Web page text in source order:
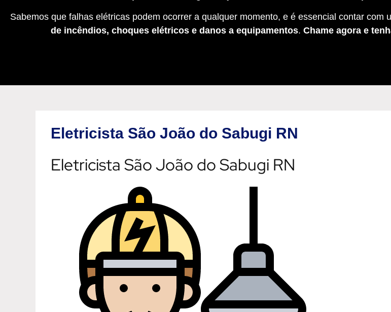
Sabemos que falhas elétricas podem ocorrer a qualquer momento, e é essencial contar com
de incêndios, choques elétricos e danos a equipamentos. Chame agora e
Eletricista São João do Sabugi RN
Eletricista São João do Sabugi RN